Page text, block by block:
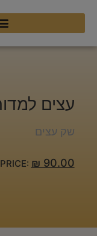
עצים
שק עצים
PRICE: ₪ 90.00 / לשק